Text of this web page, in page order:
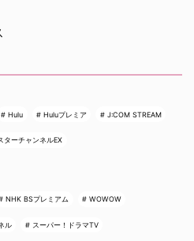
Hulu Huluプレミア J:COM STREAM
ターチャンネルEX
NHK BSプレミアム WOWOW
ル スーパー！ドラマTV